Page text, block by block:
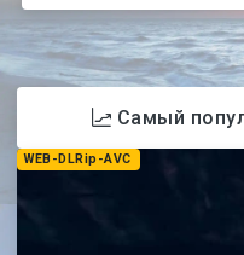
Самый
WEB-DLRip-AVC